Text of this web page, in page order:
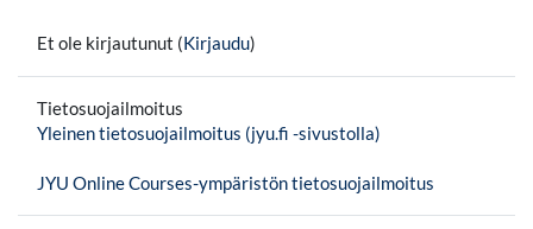
Et ole kirjautunut (Kirjaudu)
Tietosuojailmoitus
Yleinen tietosuojailmoitus (jyu.fi -sivustolla)
JYU Online Courses-ympäristön tietosuojailmoitus